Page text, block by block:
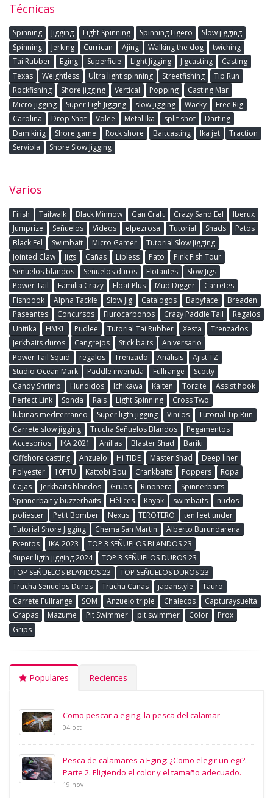
Técnicas
Spinning Jigging Light Spinning Spinning Ligero
Slow jigging
Spinning
Jerking Currican Ajing Walking the dog
twiching
Tai Rubber
Eging Superficie Light Jigging Jigcasting
Casting
Texas
Weightless Ultra light spinning Streetfishing
Tip Run
Rockfishing
Shore jigging Vertical Popping
Casting Mar
Micro jigging
Super Ligh Jigging slow jigging Wacky
Free Rig
Carolina
Drop Shot Volee Metal Ika split shot
Darting
Damikirig
Shore game Rock shore Baitcasting Ika jet
Traction
Serviola
Shore Slow Jigging
Varios
Fiiish Tailwalk Black Minnow Gan Craft Crazy Sand Eel
Iberux
Jumprize
Señuelos Videos elpezrosa Tutorial Shads
Patos
Black Eel
Swimbait Micro Gamer
Tutorial Slow Jigging
Jointed Claw
Jigs Cañas Lipless Pato
Pink Fish Tour
Señuelos blandos
Señuelos duros Flotantes
Slow Jigs
Power Tail
Familia Crazy Float Plus Mud Digger
Carretes
Fishbook
Alpha Tackle Slow Jig Catalogos Babyface
Breaden
Paseantes
Concursos Flurocarbonos Crazy Paddle Tail
Regalos
Unitika
HMKL Pudlee Tutorial Tai Rubber Xesta
Trenzados
Jerkbaits duros
Cangrejos Stick baits
Aniversario
Power Tail Squid
regalos Trenzado Análisis
Ajist TZ
Studio Ocean Mark
Paddle invertida Fullrange
Scotty
Candy Shrimp
Hundidos Ichikawa Kaiten Torzite
Assist hook
Perfect Link
Sonda Rais Light Spinning
Cross Two
lubinas mediterraneo
Super ligth jigging Vinilos
Tutorial Tip Run
Carrete slow jigging
Trucha Señuelos Blandos
Pegamentos
Accesorios
IKA 2021 Anillas Blaster Shad
Bariki
Offshore casting
Anzuelo Hi TIDE Master Shad
Deep liner
Polyester
10FTU Kattobi Bou Crankbaits Poppers
Ropa
Cajas
Jerkbaits blandos Grubs Riñonera
Spinnerbaits
Spinnerbait y buzzerbaits
Hèlices Kayak swimbaits
nudos
poliester
Petit Bomber Nexus TEROTERO
ten feet under
Tutorial Shore Jigging
Chema San Martin
Alberto Burundarena
Eventos
IKA 2023
TOP 3 SEÑUELOS BLANDOS 23
Super ligth jigging 2024
TOP 3 SEÑUELOS DUROS 23
TOP SEÑUELOS BLANDOS 23
TOP SEÑUELOS DUROS 23
Trucha Señuelos Duros
Trucha Cañas japanstyle
Tauro
Carrete Fullrange
SOM Anzuelo triple Chalecos
Capturaysuelta
Grapas
Mazume Pit Swimmer pit swimmer Color
Prox
Grips
Populares Recientes
Como pescar a eging, la pesca del calamar
04 oct
Pesca de calamares a Eging: ¿Como elegir un egi?.
Parte 2. Eligiendo el color y el tamaño adecuado.
19 nov